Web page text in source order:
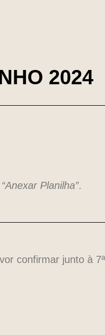
2024
“Anexar Planilha”.
confirmar junto à